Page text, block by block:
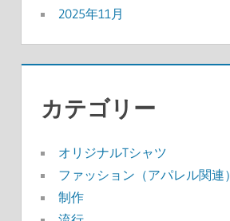
2025年11月
カテゴリー
オリジナルTシャツ
ファッション（アパレル関連）
制作